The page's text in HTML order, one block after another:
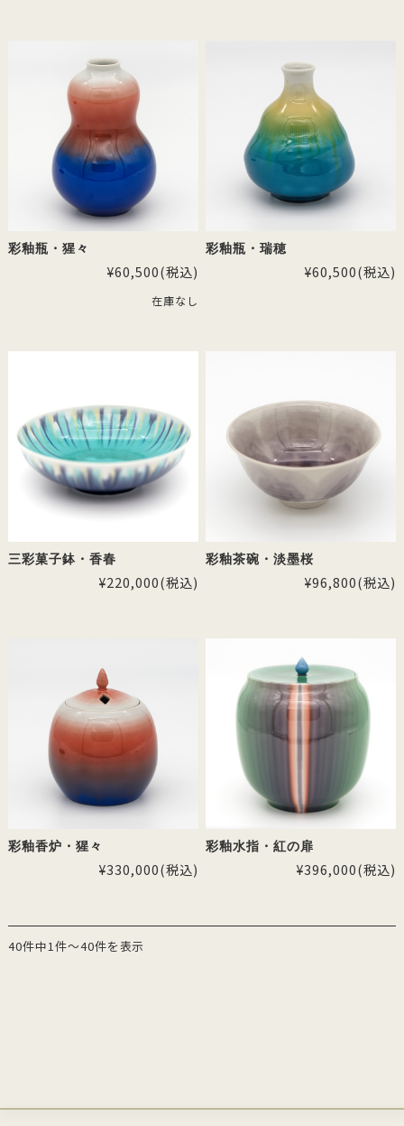
彩釉瓶・猩々
¥60,500(税込)
在庫なし
彩釉瓶・瑞穂
¥60,500(税込)
三彩菓子鉢・香春
¥220,000(税込)
彩釉茶碗・淡墨桜
¥96,800(税込)
彩釉香炉・猩々
¥330,000(税込)
彩釉水指・紅の扉
¥396,000(税込)
40件中1件～40件を表示